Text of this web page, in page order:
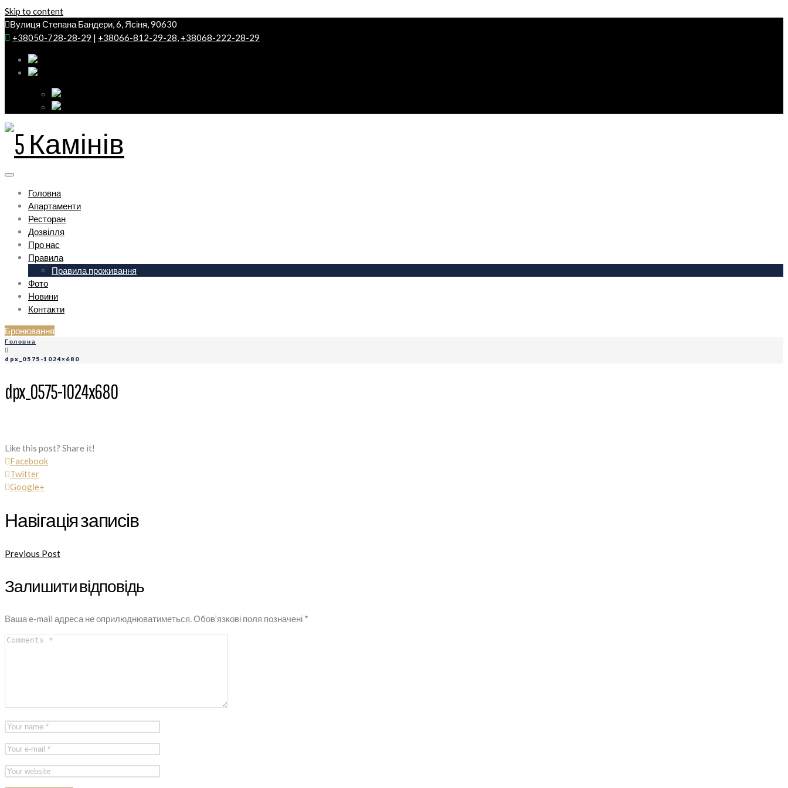
Skip to content
Вулиця Степана Бандери, 6, Ясіня, 90630
+38050-728-28-29 | +38066-812-29-28, +38068-222-28-29
Головна
Апартаменти
Ресторан
Дозвілля
Про нас
Правила
Правила проживання
Фото
Новини
Контакти
Бронювання
Головна
dpx_0575-1024×680
dpx_0575-1024x680
Like this post? Share it!
Facebook
Twitter
Google+
Навігація записів
Previous Post
Залишити відповідь
Ваша e-mail адреса не оприлюднюватиметься. Обов’язкові поля позначені *